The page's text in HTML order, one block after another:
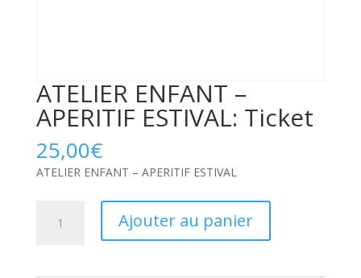
ATELIER ENFANT –
APERITIF ESTIVAL: Ticket
25,00€
ATELIER ENFANT – APERITIF ESTIVAL
Ajouter au panier